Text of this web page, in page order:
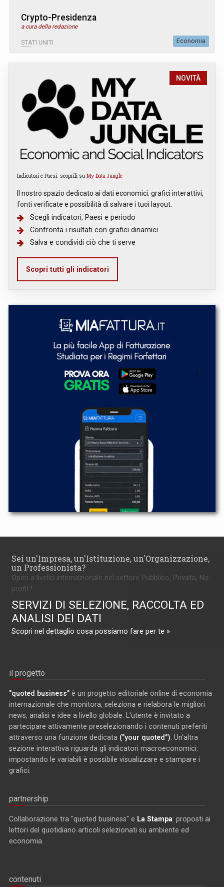
Crypto-Presidenza
a cura della redazione
STATI UNITI Economia
NOVITÀ
Indicatori e Paesi: scoprili su My Data Jungle
Il nostro spazio dedicato ai dati economici: grafici interattivi,
fonti verificate e possibilità di salvare i tuoi layout.
Scegli indicatori, Paesi e periodo
Confronta i risultati con grafici dinamici
Salva e condividi ciò che ti serve
Scopri tutti gli indicatori
Sei un'Impresa, un'Istituzione, un'Organizzazione,
un Professionista?
Operi a livello internazionale nel settore Pubblico, Privato, No-
profit?
SERVIZI DI SELEZIONE, RACCOLTA ED
ANALISI DEI DATI
Scopri nel dettaglio cosa possiamo fare per te »
il progetto
"quoted business" è un progetto editoriale online di economia
internazionale che monitora, seleziona e rielabora le migliori
news, analisi e idee a livello globale. L'utente è invitato a
partecipare attivamente preselezionando i contenuti preferiti
attraverso una funzione dedicata ("your quoted") . Un'altra
sezione interattiva riguarda gli indicatori macroeconomici:
impostando le variabili è possibile visualizzare e stampare i
grafici.
partnership
Collaborazione tra "quoted business" e La Stampa: proposti ai
lettori del quotidiano articoli selezionati su ambiente ed
economia.
contenuti